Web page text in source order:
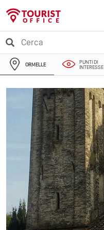
ORMELLE
PUNTI DI
INTERESSE